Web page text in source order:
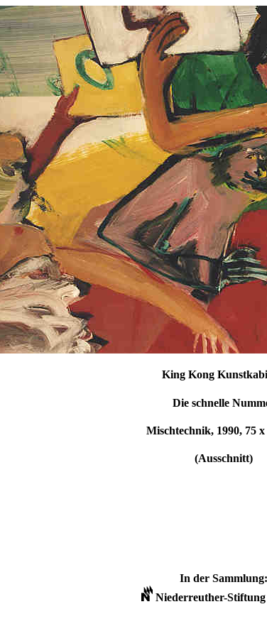
King Kong
Die schnelle
Mischtechnik, 1990, 75 x
(Ausschnitt)
In der Sammlung:
Niederreuther-Stiftung